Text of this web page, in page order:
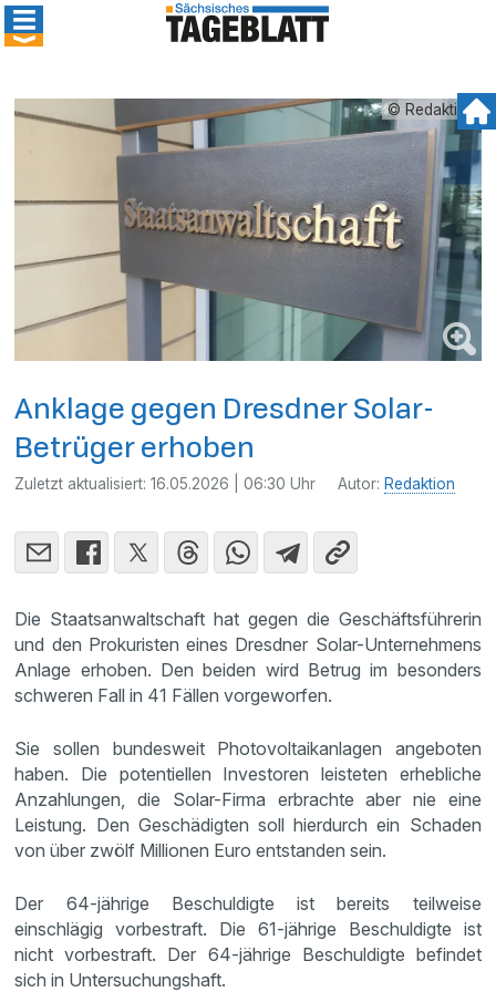
© Redaktion
Anklage gegen Dresdner Solar-
Betrüger erhoben
Zuletzt aktualisiert:16.05.2026 | 06:30 Uhr Autor: Redaktion
Die Staatsanwaltschaft hat gegen die Geschäftsführerin
und den Prokuristen eines Dresdner Solar-Unternehmens
Anlage erhoben. Den beiden wird Betrug im besonders
schweren Fall in 41 Fällen vorgeworfen.
Sie sollen bundesweit Photovoltaikanlagen angeboten
haben. Die potentiellen Investoren leisteten erhebliche
Anzahlungen, die Solar-Firma erbrachte aber nie eine
Leistung. Den Geschädigten soll hierdurch ein Schaden
von über zwölf Millionen Euro entstanden sein.
Der 64-jährige Beschuldigte ist bereits teilweise
einschlägig vorbestraft. Die 61-jährige Beschuldigte ist
nicht vorbestraft. Der 64-jährige Beschuldigte befindet
sich in Untersuchungshaft.